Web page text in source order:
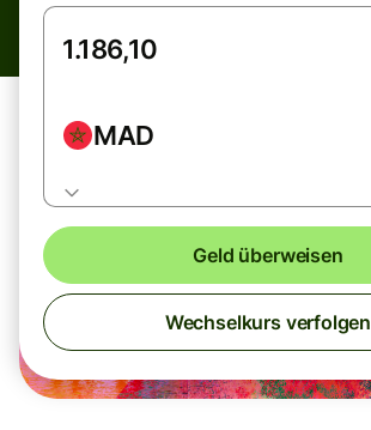
MAD
Geld überweisen
Wechselkurs verfolgen